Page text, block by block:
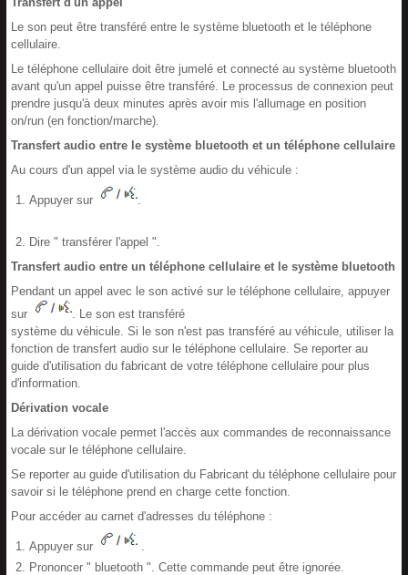
Le son peut être transféré entre le système bluetooth et le téléphone
cellulaire.
Le téléphone cellulaire doit être jumelé et connecté au système bluetooth
avant qu'un appel puisse être transféré. Le processus de connexion peut
prendre jusqu'à deux minutes après avoir mis l'allumage en position
on/run (en fonction/marche).
Transfert audio entre le système bluetooth et un téléphone cellulaire
Au cours d'un appel via le système audio du véhicule :
Appuyer sur .
Dire " transférer l'appel ".
Transfert audio entre un téléphone cellulaire et le système bluetooth
Pendant un appel avec le son activé sur le téléphone cellulaire, appuyer
sur
. Le son est transféré
système du véhicule. Si le son n'est pas transféré au véhicule, utiliser la
fonction de transfert audio sur le téléphone cellulaire. Se reporter au
guide d'utilisation du fabricant de votre téléphone cellulaire pour plus
d'information.
Dérivation vocale
La dérivation vocale permet l'accès aux commandes de reconnaissance
vocale sur le téléphone cellulaire.
Se reporter au guide d'utilisation du Fabricant du téléphone cellulaire pour
savoir si le téléphone prend en charge cette fonction.
Pour accéder au carnet d'adresses du téléphone :
Appuyer sur
.
Prononcer " bluetooth ". Cette commande peut être ignorée.